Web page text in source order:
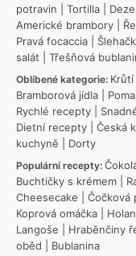
potravin
Tortilla
Americké brambory
Pravá focaccia
salát
Třešňová
Oblíbené kategorie: Krůtí
Bramborová jídla
Rychlé recepty
Dietní recepty
Česká
kuchyně
Dorty
Populární recepty:
Buchtičky s krémem
Cheesecake
Čočková
Koprová omáčka
Langoše
Hraběnčiny
oběd
Bublanina